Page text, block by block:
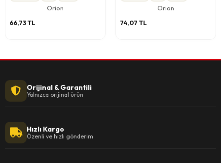
Orion
66,73 TL
Orion
74,07 TL
Orijinal & Garantili
Yalnızca orijinal ürün
Hızlı Kargo
Özenli ve hızlı gönderim